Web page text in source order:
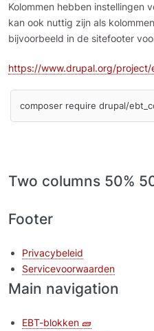
Kolommen hebben instellingen
kan ook nuttig zijn als
bijvoorbeeld in de sitefooter
https://www.drupal.org/project/
composer require drupal/
Two columns 50%
Footer
Privacybeleid
Servicevoorwaarden
Main navigation
EBT-blokken 🧱